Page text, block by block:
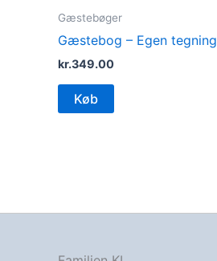
Gæstebøger
Gæstebog – Egen tegning
kr.349.00
Køb